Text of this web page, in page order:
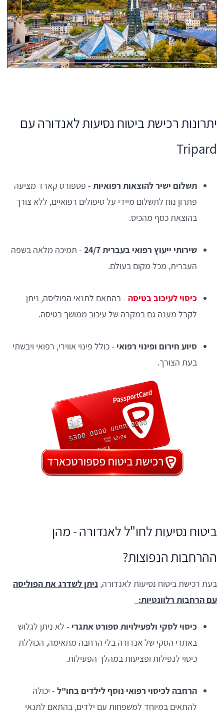
יתרונות רכישת ביטוח נסיעות לאנדורה עם
Tripard
תשלום ישיר להוצאות רפואיות - פספורט קארד מציעה
פתרון נוח לתשלום מיידי על טיפולים רפואיים, ללא צורך
בהוצאת כסף מהכיס.
שירותי ייעוץ רפואי בעברית 24/7
- תמיכה מלאה בשפה
העברית, מכל מקום בעולם.
כיסוי לעיכוב בטיסה - בהתאם לתנאי הפוליסה, ניתן
לקבל מענה גם במקרה של עיכוב ממושך בטיסה.
סיוע חירום ופינוי רפואי - כולל פינוי אווירי, רפואי ויבשתי
בעת הצורך.
ביטוח נסיעות לחו"ל לאנדורה - מהן
ההרחבות הנפוצות?
בעת רכישת ביטוח נסיעות לאנדורה, ניתן לשדרג את הפוליסה
עם הרחבות רלוונטיות:
כיסוי לסקי ולפעילויות ספורט אתגרי - לא ניתן לגלוש
באתרי הסקי של אנדורה בלי הרחבה מתאימה, הכוללת
כיסוי לנפילות ופציעות במהלך הפעילות.
הרחבה לכיסוי רפואי נוסף לילדים בחו"ל - יכולה
להתאים במיוחד למשפחות עם ילדים, בהתאם לתנאי